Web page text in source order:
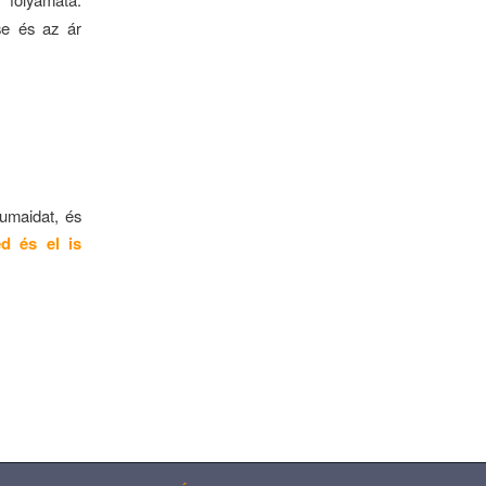
és az ár
és
és el is